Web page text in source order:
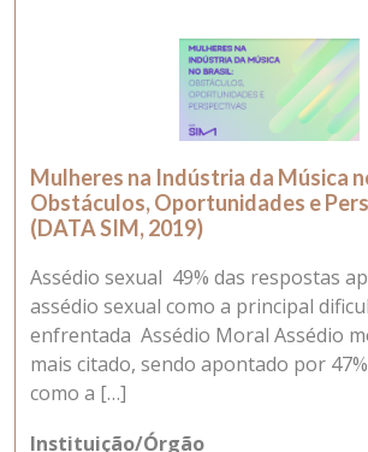
Mulheres na Indústria da Música
Obstáculos, Oportunidades e
(DATA SIM, 2019)
Assédio sexual 49% das respostas
assédio sexual como a principal
enfrentada Assédio Moral Assédio
mais citado, sendo apontado por
como a […]
Instituição/Órgão